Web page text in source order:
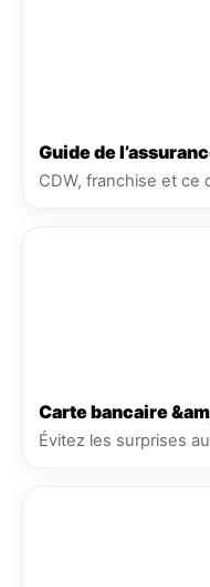
Guide de
CDW, franchise et ce
Carte bancaire
Évitez les surprises